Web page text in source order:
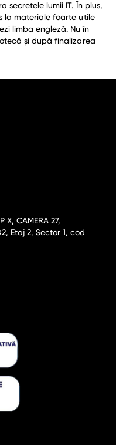
secretele lumii IT. În plus,
la materiale foarte utile
limba engleză. Nu în
şi după finalizarea
X, CAMERA 27,
Etaj 2, Sector 1, cod